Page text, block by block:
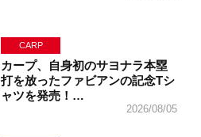
CARP
カープ、自身初のサヨナラ本塁
打を放ったファビアンの記念Tシ
ャツを発売！…
2026/08/05